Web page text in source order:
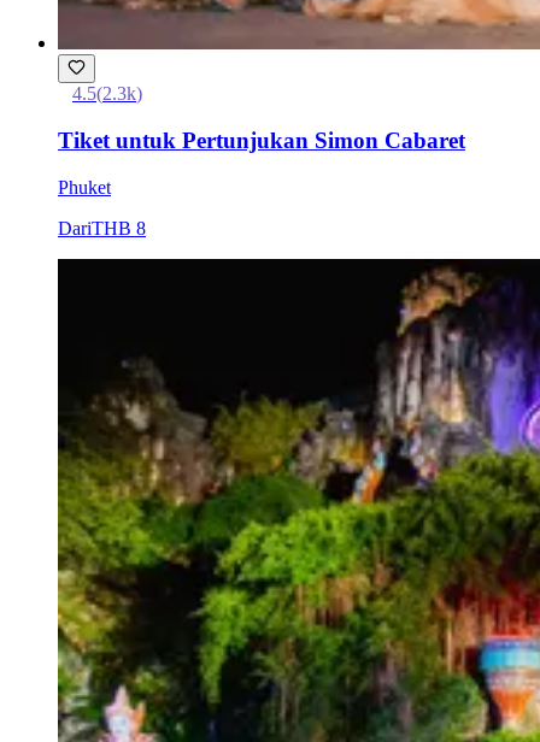
4.5(2.3k)
Tiket untuk Pertunjukan Simon Cabaret
Phuket
DariTHB 8